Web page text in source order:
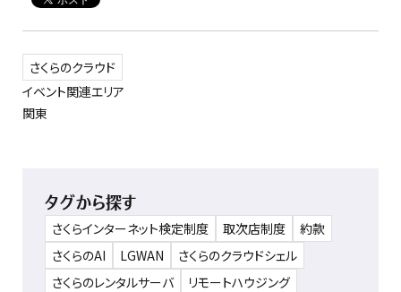
さくらのクラウド
イベント関連エリア
関東
タグから探す
さくらインターネット検定制度 取次店制度
約款
さくらのAI
LGWAN
さくらのクラウドシェル
さくらのレンタルサーバ
リモートハウジング